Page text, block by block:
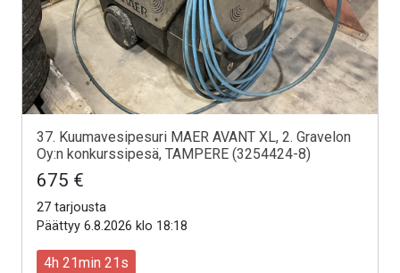
37. Kuumavesipesuri MAER AVANT XL, 2. Gravelon
Oy:n konkurssipesä, TAMPERE (3254424-8)
675 €
27 tarjousta
Päättyy 6.8.2026 klo 18:18
4h 21min 19s